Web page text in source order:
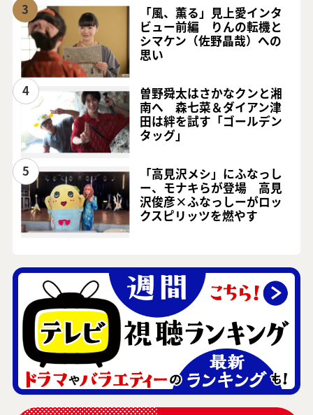
3
「風、薫る」見上愛インタ
ビュー前編 りんの転機と
シマケン（佐野晶哉）への
思い
4
曽野舜太はさかなクンと湘
南へ 森七菜＆ダイアン津
田は絆を試す「ゴールデン
タッグ」
5
「高見沢メシ」にふなっし
ー、モナキらが登場 高見
沢俊彦×ふなっしーがロッ
クスピリッツを燃やす